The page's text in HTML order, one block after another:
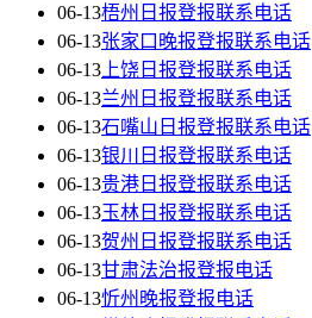
06-13梧州日报登报联系电话
06-13张家口晚报登报联系电话
06-13 上饶日报登报联系电话
06-13兰州日报登报联系电话
06-13石嘴山日报登报联系电话
06-13银川日报登报联系电话
06-13贵港日报登报联系电话
06-13玉林日报登报联系电话
06-13贺州日报登报联系电话
06-13甘肃法治报登报电话
06-13忻州晚报登报电话